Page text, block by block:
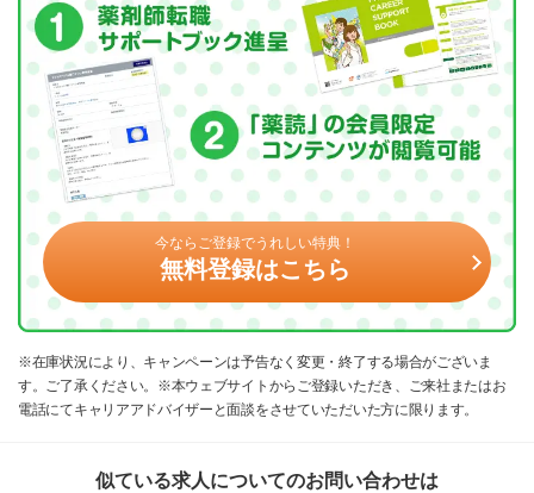
今ならご登録でうれしい特典！
無料登録はこちら
※在庫状況により、キャンペーンは予告なく変更・終了する場合がございま
す。ご了承ください。※本ウェブサイトからご登録いただき、ご来社またはお
電話にてキャリアアドバイザーと面談をさせていただいた方に限ります。
似ている求人についてのお問い合わせは